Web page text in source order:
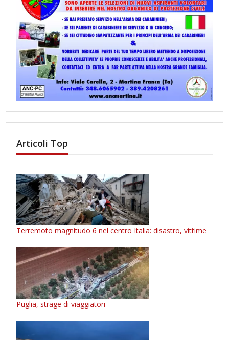
Articoli Top
Terremoto magnitudo 6 nel centro Italia: disastro, vittime
Puglia, strage di viaggiatori